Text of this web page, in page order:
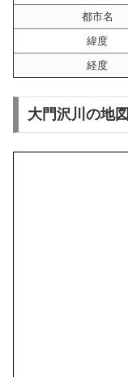
都市名
緯度
経度
大門沢川の地図